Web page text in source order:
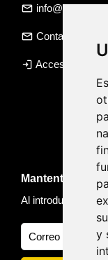
y
email
email Contacto
login Acceso agencia
Mantente
Al introducir tu